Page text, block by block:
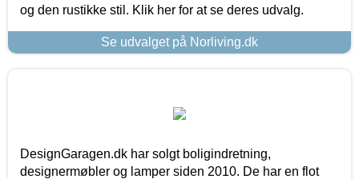
og den rustikke stil. Klik her for at se deres udvalg.
Se udvalget på Norliving.dk
DesignGaragen.dk har solgt boligindretning,
designermøbler og lamper siden 2010. De har en flot